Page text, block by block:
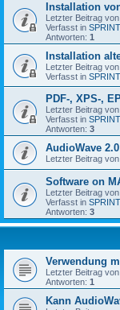
Installation
Letzter Beitrag von
Verfasst in
Antworten: 1
Installation
Letzter Beitrag von
Verfasst in
PDF-, XPS-,
Letzter Beitrag von
Verfasst in
Antworten: 3
AudioWave
Letzter Beitrag von
Software on
Letzter Beitrag von
Verfasst in
Antworten: 3
Verwendung
Letzter Beitrag von
Antworten: 1
Kann